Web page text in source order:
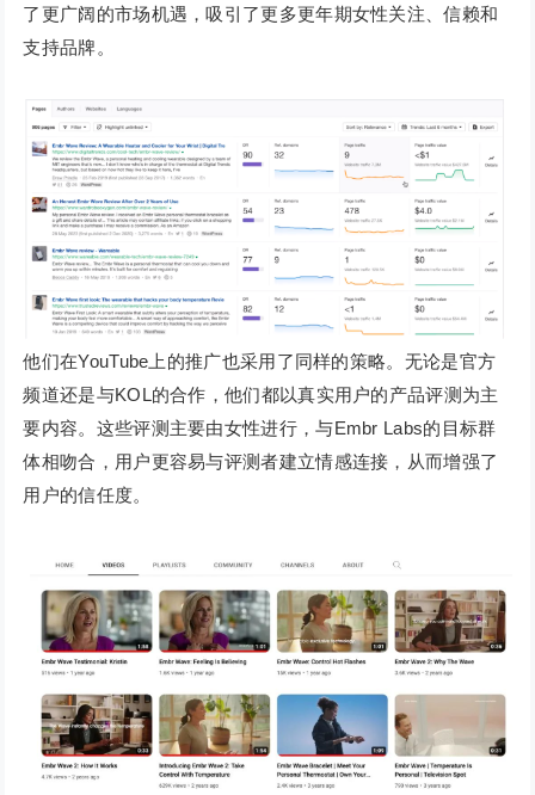
了更广阔的市场机遇，吸引了更多更年期女性关注、信赖和
支持品牌。
他们在YouTube上的推广也采用了同样的策略。无论是官方
频道还是与KOL的合作，他们都以真实用户的产品评测为主
要内容。这些评测主要由女性进行，与Embr Labs的目标群
体相吻合，用户更容易与评测者建立情感连接，从而增强了
用户的信任度。